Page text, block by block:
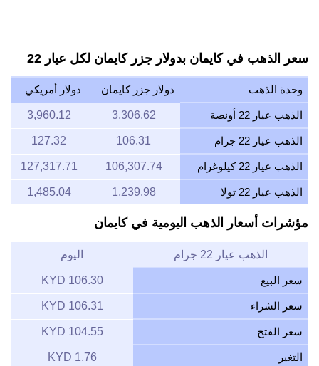
سعر الذهب في كايمان بدولار جزر كايمان لكل عيار 22
وحدة الذهب دولار جزر كايمان دولار أمريكي
الذهب عيار 22 أونصة 3,306.62
3,960.12
الذهب عيار 22 جرام 106.31
127.32
الذهب عيار 22 كيلوغرام 106,307.74
127,317.71
الذهب عيار 22 تولا 1,239.98
1,485.04
مؤشرات أسعار الذهب اليومية في كايمان
الذهب عيار 22 جرام اليوم
سعر البيع 106.30 KYD
سعر الشراء 106.31 KYD
سعر الفتح 104.55 KYD
التغير 1.76 KYD